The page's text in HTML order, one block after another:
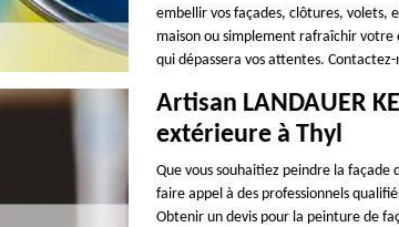
embellir vos façades, clôtures, volets,
maison ou simplement rafraîchir
qui dépassera vos attentes. Contactez-
Artisan LANDAUER
extérieure à Thyl
Que vous souhaitiez peindre la
faire appel à des professionnels
Obtenir un devis pour la peinture de